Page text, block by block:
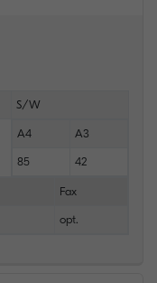
S/W
A4 A3
85 42
Fax
opt.